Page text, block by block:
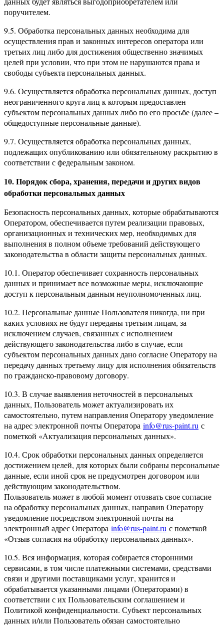
поручителем.
9.5. Обработка персональных данных необходима для
осуществления прав и законных интересов оператора или
третьих лиц либо для достижения общественно значимых
целей при условии, что при этом не нарушаются права и
свободы субъекта персональных данных.
9.6. Осуществляется обработка персональных данных, доступ
неограниченного круга лиц к которым предоставлен
субъектом персональных данных либо по его просьбе (далее –
общедоступные персональные данные).
9.7. Осуществляется обработка персональных данных,
подлежащих опубликованию или обязательному раскрытию в
соответствии с федеральным законом.
10. Порядок сбора, хранения, передачи и других видов
обработки персональных данных
Безопасность персональных данных, которые обрабатываются
Оператором, обеспечивается путем реализации правовых,
организационных и технических мер, необходимых для
выполнения в полном объеме требований действующего
законодательства в области защиты персональных данных.
10.1. Оператор обеспечивает сохранность персональных
данных и принимает все возможные меры, исключающие
доступ к персональным данным неуполномоченных лиц.
10.2. Персональные данные Пользователя никогда, ни при
каких условиях не будут переданы третьим лицам, за
исключением случаев, связанных с исполнением
действующего законодательства либо в случае, если
субъектом персональных данных дано согласие Оператору на
передачу данных третьему лицу для исполнения обязательств
по гражданско-правовому договору.
10.3. В случае выявления неточностей в персональных
данных, Пользователь может актуализировать их
самостоятельно, путем направления Оператору уведомление
на адрес электронной почты Оператора info@rus-paint.ru с
пометкой «Актуализация персональных данных».
10.4. Срок обработки персональных данных определяется
достижением целей, для которых были собраны персональные
данные, если иной срок не предусмотрен договором или
действующим законодательством.
Пользователь может в любой момент отозвать свое согласие
на обработку персональных данных, направив Оператору
уведомление посредством электронной почты на
электронный адрес Оператора info@rus-paint.ru с пометкой
«Отзыв согласия на обработку персональных данных».
10.5. Вся информация, которая собирается сторонними
сервисами, в том числе платежными системами, средствами
связи и другими поставщиками услуг, хранится и
обрабатывается указанными лицами (Операторами) в
соответствии с их Пользовательским соглашением и
Политикой конфиденциальности. Субъект персональных
данных и/или Пользователь обязан самостоятельно